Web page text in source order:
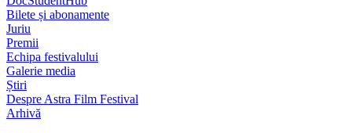
Bilete și abonamente
Juriu
Premii
Echipa festivalului
Galerie media
Știri
Despre Astra Film Festival
Arhivă